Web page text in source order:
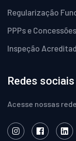
Regularização
PPPs e Concessões
Inspeção
Redes sociais
Acesse nossas